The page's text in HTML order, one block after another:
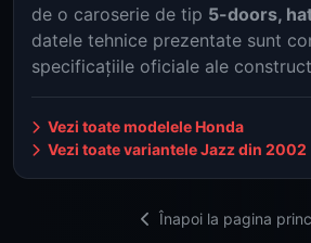
de o caroserie de tip 5-doors,
datele tehnice prezentate sunt
specificațiile oficiale ale
Vezi toate modelele Honda
Vezi toate variantele Jazz din 2002
Înapoi la pagina